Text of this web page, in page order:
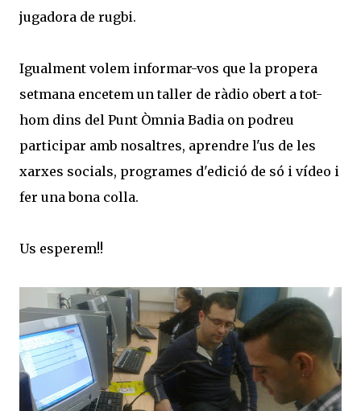
jugadora de rugbi.
Igualment volem informar-vos que la propera
setmana encetem un taller de ràdio obert a tot-
hom dins del Punt Òmnia Badia on podreu
participar amb nosaltres, aprendre l'us de les
xarxes socials, programes d'edició de só i vídeo i
fer una bona colla.
Us esperem!!